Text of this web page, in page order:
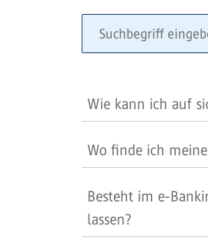
Wie kann ich auf
Wo finde ich
Besteht im e-
lassen?